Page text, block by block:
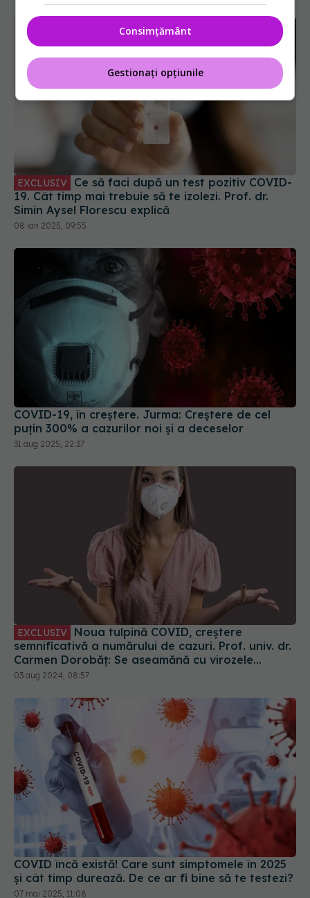
EXCLUSIV
19. Cât timp mai trebuie să te izolezi. Prof. dr.
Simin Aysel Florescu explică
08 ian 2025, 09:55
COVID-19, în creștere. Jurma: Creștere de cel
puțin 300% a cazurilor noi și a deceselor
31 aug 2025, 22:37
EXCLUSIV
semnificativă a numărului de cazuri. Prof. univ. dr.
Carmen Dorobăț: Se aseamănă cu virozele
respiratorii. Nu necesită tratament simptomatic
03 aug 2024, 08:57
COVID încă există! Care sunt simptomele în 2025
și cât timp durează. De ce ar fi bine să te testezi?
07 mai 2025, 11:08
Consimțământ
Gestionați opțiunile